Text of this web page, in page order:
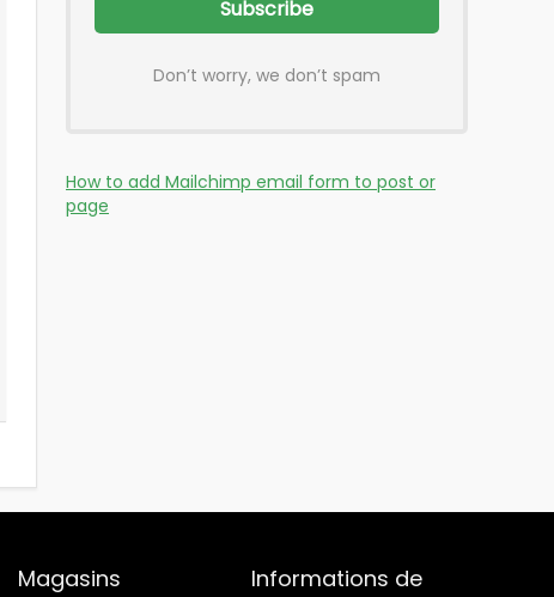
Don’t worry, we don’t spam
How to add Mailchimp email form to post or
page
Magasins
Informations de